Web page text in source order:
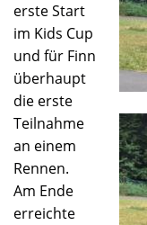
erste Start
im Kids Cup
und für Finn
überhaupt
die erste
Teilnahme
an einem
Rennen.
Am Ende
erreichte